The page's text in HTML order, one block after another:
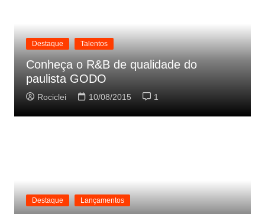
Destaque Talentos
Conheça o R&B de qualidade do
paulista GODO
Rociclei 10/08/2015 1
Destaque Lançamentos